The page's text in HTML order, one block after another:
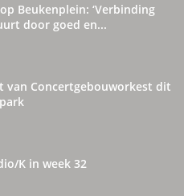
Beukenplein: ‘Verbinding
door goed en...
van Concertgebouworkest dit
K in week 32